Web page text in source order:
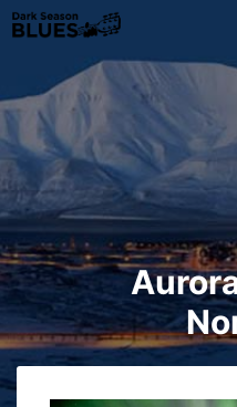
Hopp
til
innhold